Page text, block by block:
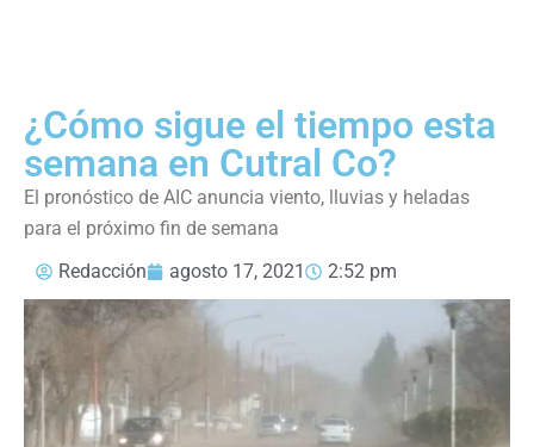
¿Cómo sigue el tiempo esta
semana en Cutral Co?
El pronóstico de AIC anuncia viento, lluvias y heladas
para el próximo fin de semana
Redacción
agosto 17, 2021 2:52 pm